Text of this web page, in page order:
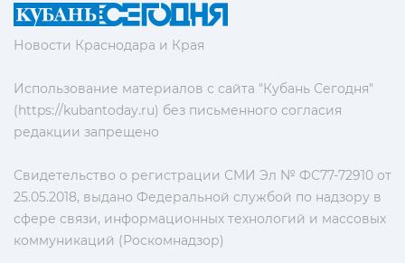
Новости Краснодара и Края
Использование материалов с сайта "Кубань Сегодня"
(https://kubantoday.ru) без письменного согласия
редакции запрещено
Свидетельство о регистрации СМИ Эл № ФС77-72910 от
25.05.2018, выдано Федеральной службой по надзору в
сфере связи, информационных технологий и массовых
коммуникаций (Роскомнадзор)